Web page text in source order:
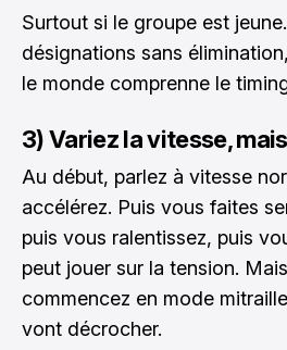
Surtout si le groupe est
désignations sans
le monde comprenne le
3) Variez la vitesse,
Au début, parlez à vitesse
accélérez. Puis vous faites
puis vous ralentissez, puis
peut jouer sur la tension.
commencez en mode
vont décrocher.